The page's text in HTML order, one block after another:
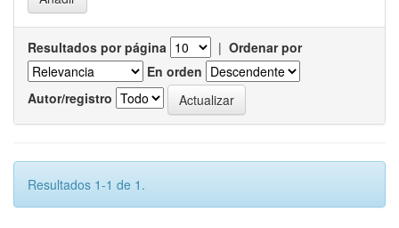
Resultados por página | Ordenar por
En orden
Autor/registro
Resultados 1-1 de 1.